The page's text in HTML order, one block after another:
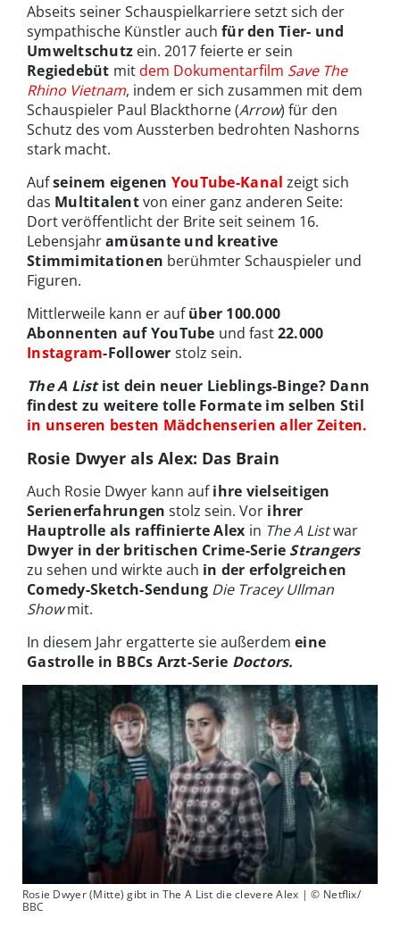
Abseits seiner Schauspielkarriere setzt sich der
sympathische Künstler auch für den Tier- und
Umweltschutz ein. 2017 feierte er sein
Regiedebüt mitdem Dokumentarfilm Save The
Rhino Vietnam, indem er sich zusammen mit dem
Schauspieler Paul Blackthorne (Arrow) für den
Schutz des vom Aussterben bedrohten Nashorns
stark macht.
Aufseinem eigenen YouTube-Kanal zeigt sich
das Multitalentvon einer ganz anderen Seite:
Dort veröffentlicht der Brite seit seinem 16.
Lebensjahramüsante und kreative
Stimmimitationen berühmter Schauspieler und
Figuren.
Mittlerweile kann er aufüber 100.000
Abonnenten auf YouTube und fast22.000
Instagram-Follower stolz sein.
The A Listist dein neuer Lieblings-Binge? Dann
findest zu weitere tolle Formate im selben Stil
in unseren besten Mädchenserien aller Zeiten.
Rosie Dwyer als Alex: Das Brain
Auch Rosie Dwyer kann aufihre vielseitigen
Serienerfahrungen stolz sein. Vor ihrer
Hauptrolle als raffinierte Alex in The A Listwar
Dwyer in der britischen Crime-Serie Strangers
zu sehen und wirkte auch in der erfolgreichen
Comedy-Sketch-Sendung Die Tracey Ullman
Showmit.
In diesem Jahr ergatterte sie außerdem eine
Gastrolle in BBCs Arzt-Serie Doctors.
Rosie Dwyer (Mitte) gibt in The A List die clevere Alex | © Netflix/
BBC